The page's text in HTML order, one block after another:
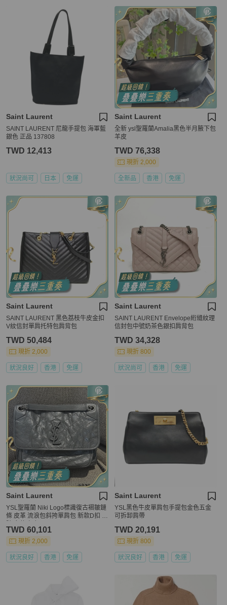
Saint Laurent
SAINT LAURENT 尼龍手提包 海軍藍
銀色 正品 137808
TWD 12,413
狀況尚可 日本 免運
Saint Laurent
全新 ysl聖羅蘭Amalia黑色半月腋下包
羊皮
TWD 76,338
現折 2,000
全新品 香港 免運
Saint Laurent
SAINT LAURENT 黑色荔枝牛皮金扣
V紋信封單肩托特包肩背包
TWD 50,484
現折 2,000
狀況良好 香港 免運
Saint Laurent
SAINT LAURENT Envelope絎縫紋理
信封包中號奶茶色銀扣肩背包
TWD 34,328
現折 800
狀況尚可 香港 免運
Saint Laurent
YSL聖羅蘭 Niki Logo標識復古褶皺鏈
條 皮革 流浪包斜挎單肩包 新款D扣 中
TWD 60,101
現折 2,000
狀況良好 香港 免運
Saint Laurent
YSL黑色牛皮單肩包手提包金色五金
可拆卸肩帶
TWD 20,191
現折 800
狀況良好 香港 免運